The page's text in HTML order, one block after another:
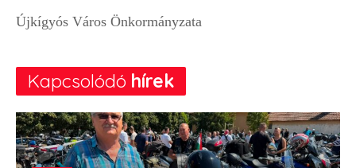
Újkígyós Város Önkormányzata
Kapcsolódó hírek